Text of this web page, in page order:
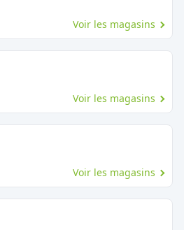
Voir les magasins
Voir les magasins
Voir les magasins